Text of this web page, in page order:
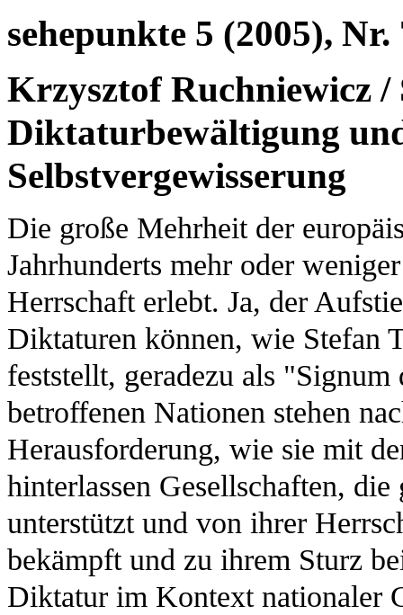
sehepunkte 5 (2005), Nr.
Krzysztof Ruchniewicz /
Diktaturbewältigung
Selbstvergewisserung
Die große Mehrheit der
Jahrhunderts mehr oder
Herrschaft erlebt. Ja, der
Diktaturen können, wie Stefan
feststellt, geradezu als
betroffenen Nationen stehen
Herausforderung, wie sie mit
hinterlassen Gesellschaften,
unterstützt und von ihrer
bekämpft und zu ihrem Sturz
Diktatur im Kontext nationaler